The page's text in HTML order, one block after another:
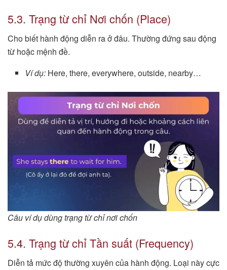
5.3. Trạng từ chỉ Nơi chốn (Place)
Cho biết hành động diễn ra ở đâu. Thường đứng sau động
từ hoặc mệnh đề.
Ví dụ: Here, there, everywhere, outside, nearby…
Câu ví dụ dùng trạng từ chỉ nơi chốn
5.4. Trạng từ chỉ Tần suất (Frequency)
Diễn tả mức độ thường xuyên của hành động. Loại này cực